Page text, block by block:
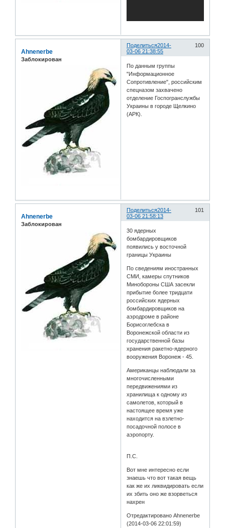
Поделиться 100
2014-
03-06 21:38:55
Ahnenerbe
Заблокирован
По данным группы
"Информационное
Сопротивление", российским
спецназом захвачено
отделение Госпогранслужбы
Украины в городе Щелкино
(АРК).
Поделиться 101
2014-
03-06 21:58:13
Ahnenerbe
Заблокирован
30 ядерных
бомбардировщиков
появились у восточной
границы Украины
По сведениям иностранных
СМИ, камеры спутников
Минобороны США засекли
прибытие более тридцати
российских ядерных
бомбардировщиков на
аэродроме в районе
Борисоглебска в
Воронежской области из
государственной базы
хранения ракетно-ядерного
вооружения Воронеж - 45.
Американцы наблюдали за
многочисленными
передвижениями из
хранилища к одному из
самолетов, который в
настоящее время уже
находится на взлетно-
посадочной полосе в
аэропорту.
П.С.
Вот мне интересно если
знаешь что вот такая вещь
как же их ликвидировать если
их збить оно же взорветься
нахрен
Отредактировано Ahnenerbe
(2014-03-06 22:01:59)